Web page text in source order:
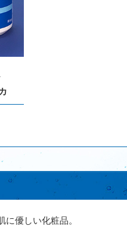
優しい化粧品。